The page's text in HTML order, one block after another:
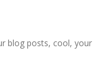
blog posts, cool, your